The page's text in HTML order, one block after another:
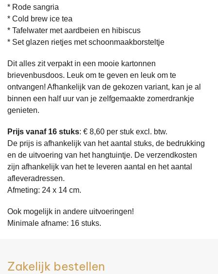
* Rode sangria
* Cold brew ice tea
* Tafelwater met aardbeien en hibiscus
* Set glazen rietjes met schoonmaakborsteltje
Dit alles zit verpakt in een mooie kartonnen
brievenbusdoos. Leuk om te geven en leuk om te
ontvangen! Afhankelijk van de gekozen variant, kan je al
binnen een half uur van je zelfgemaakte zomerdrankje
genieten.
Prijs vanaf 16 stuks: € 8,60 per stuk excl. btw.
De prijs is afhankelijk van het aantal stuks, de bedrukking
en de uitvoering van het hangtuintje. De verzendkosten
zijn afhankelijk van het te leveren aantal en het aantal
afleveradressen.
Afmeting: 24 x 14 cm.
Ook mogelijk in andere uitvoeringen!
Minimale afname: 16 stuks.
Zakelijk bestellen